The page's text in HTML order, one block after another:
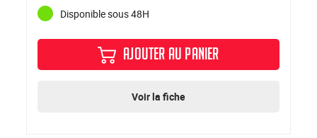
Disponible sous 48H
AJOUTER AU PANIER
Voir la fiche